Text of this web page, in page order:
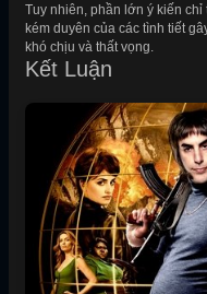
Tuy nhiên, phần lớn ý kiến
kém duyên của các tình tiết
khó chịu và thất vọng.
Kết Luận